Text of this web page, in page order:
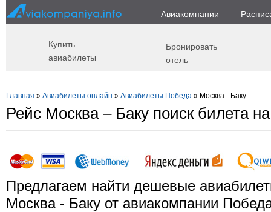
Авиакомпании
Купить
авиабилеты
Бронировать
отель
Главная » Авиабилеты онлайн » Авиабилеты Победа » Москва - Баку
Рейс Москва – Баку поиск билета
Предлагаем найти дешевые
Москва - Баку от авиакомпании